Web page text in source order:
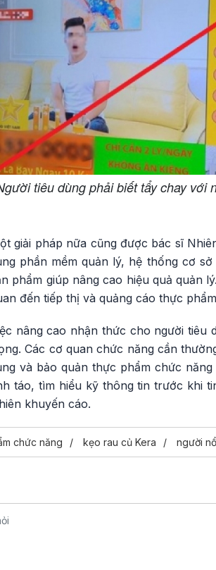
tiêu dùng phải biết tẩy chay với
giải pháp nữa cũng được bác sĩ
phần mềm quản lý, hệ thống cơ
phẩm giúp nâng cao hiệu quả quản
đến tiếp thị và quảng cáo thực
nâng cao nhận thức cho người tiêu
Các cơ quan chức năng cần
và bảo quản thực phẩm chức
táo, tìm hiểu kỹ thông tin trước khi
khuyến cáo.
chức năng kẹo rau củ Kera người